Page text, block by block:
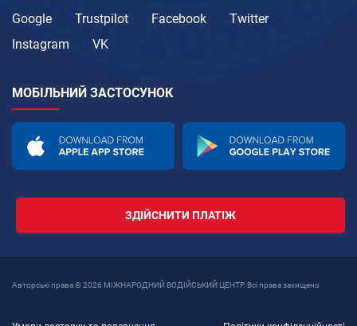
Google Trustpilot Facebook
Twitter
Instagram
VK
МОБІЛЬНИЙ ЗАСТОСУНОК
ЗДІЙСНИТИ ПЛАТІЖ
Авторські права © 2026 МІЖНАРОДНИЙ ВОДІЙСЬКИЙ ЦЕНТР. Всі права захищено